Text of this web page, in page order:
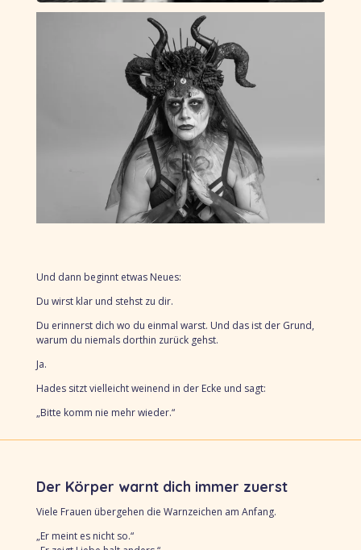
Und dann beginnt etwas Neues:
Du wirst klar und stehst zu dir.
Du erinnerst dich wo du einmal warst. Und das ist der Grund,
warum du niemals dorthin zurück gehst.
Ja.
Hades sitzt vielleicht weinend in der Ecke und sagt:
„Bitte komm nie mehr wieder.“
Der Körper warnt dich immer zuerst
Viele Frauen übergehen die Warnzeichen am Anfang.
„Er meint es nicht so.“